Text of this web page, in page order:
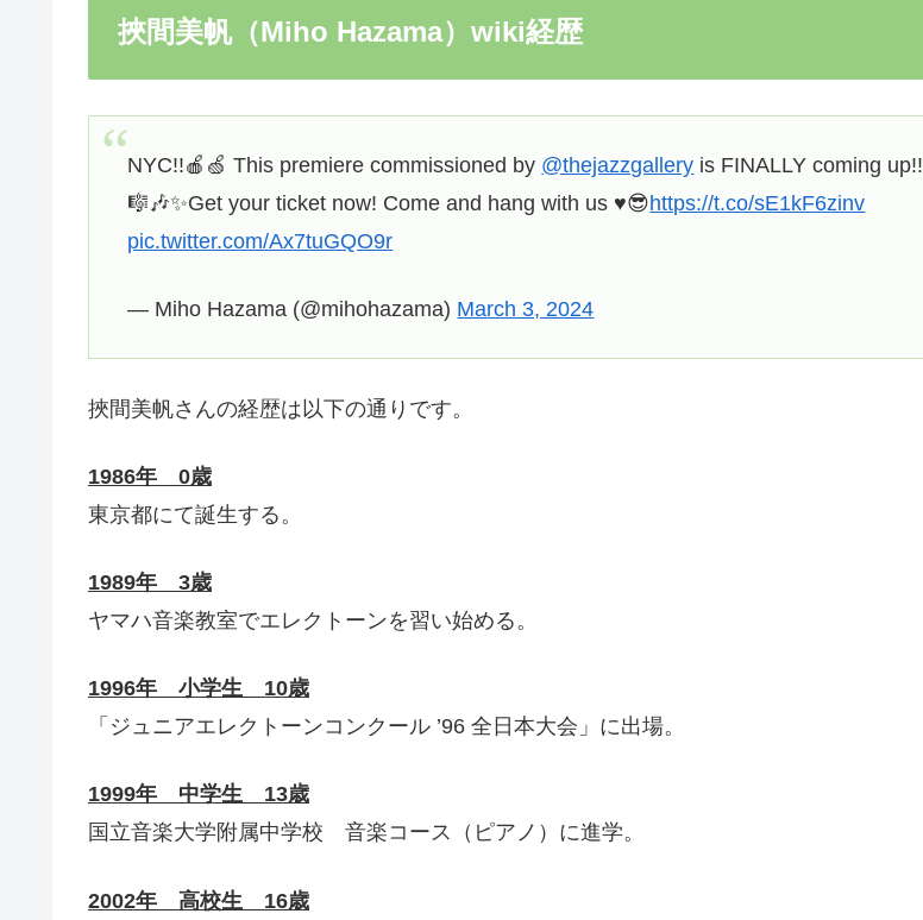
挾間美帆（Miho Hazama）wiki経歴
NYC!!🍎🍏 This premiere commissioned by @thejazzgallery is FINALLY coming up!!
🎼🎶✨Get your ticket now! Come and hang with us ♥️😎https://t.co/sE1kF6zinv
pic.twitter.com/Ax7tuGQO9r
— Miho Hazama (@mihohazama) March 3, 2024
挾間美帆さんの経歴は以下の通りです。
1986年 0歳
東京都にて誕生する。
1989年 3歳
ヤマハ音楽教室でエレクトーンを習い始める。
1996年 小学生 10歳
「ジュニアエレクトーンコンクール ’96 全日本大会」に出場。
1999年 中学生 13歳
国立音楽大学附属中学校 音楽コース（ピアノ）に進学。
2002年 高校生 16歳